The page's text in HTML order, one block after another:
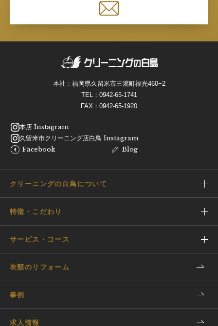
本社：福岡県久留米市三潴町福光460−2
TEL： 0942-65-1741
FAX：0942-65-1920
本店 Instagram
久留米市クリーニング店白鳥 Instagram
Facebook
Blog
クリーニングの白鳥について
特徴・こだわり
サービス・コース
衣類のリフォーム
事例
求人情報